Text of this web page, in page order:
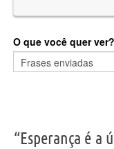
O que você quer ver?
“Esperança é a